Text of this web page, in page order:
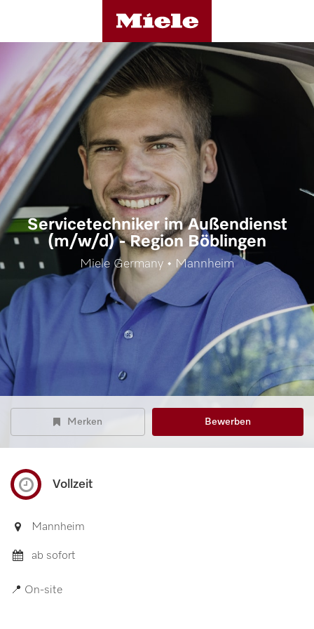
Servicetechniker im Außendienst
(m/w/d) - Region Böblingen
Miele Germany • Mannheim
Merken Bewerben
Vollzeit
Mannheim
ab sofort
📍 On-site